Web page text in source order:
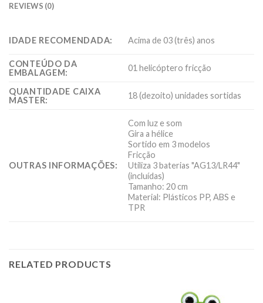
REVIEWS (0)
IDADE RECOMENDADA: Acima de 03 (três) anos
CONTEÚDO DA
EMBALAGEM:
01 helicóptero fricção
QUANTIDADE CAIXA
MASTER:
18 (dezoito) unidades sortidas
OUTRAS INFORMAÇÕES:
Com luz e som
Gira a hélice
Sortido em 3 modelos
Fricção
Utiliza 3 baterias "AG13/LR44"
(incluídas)
Tamanho: 20 cm
Material: Plásticos PP, ABS e
TPR
RELATED PRODUCTS